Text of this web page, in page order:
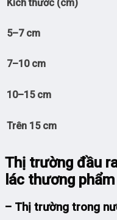
Kích thước (cm)
5–7 cm
7–10 cm
10–15 cm
Trên 15 cm
Thị trường đầu
lác thương phẩm
– Thị trường trong